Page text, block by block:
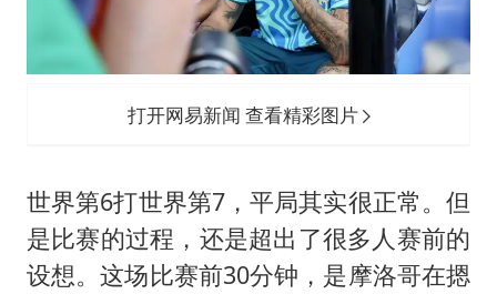
夯实基础开新局
打开网易新闻 查看精彩图片
世界第6打世界第7，平局其实很正常。但
是比赛的过程，还是超出了很多人赛前的
设想。这场比赛前30分钟，是摩洛哥在摁